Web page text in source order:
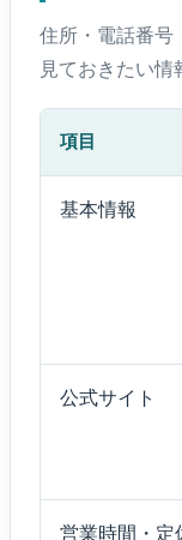
住所・電話番号
見ておきたい情
項目
基本情報
公式サイト
営業時間・定